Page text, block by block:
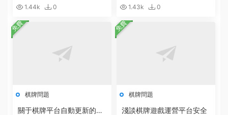
1.44k 0 1.43k 0
棋牌問題
關于棋牌平台自動更新的說
免費
棋牌問題
淺談棋牌遊戲運營平台安全
免費